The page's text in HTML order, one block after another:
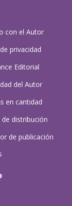
con el Autor
privacidad
Editorial
del Autor
en cantidad
de distribución
de publicación